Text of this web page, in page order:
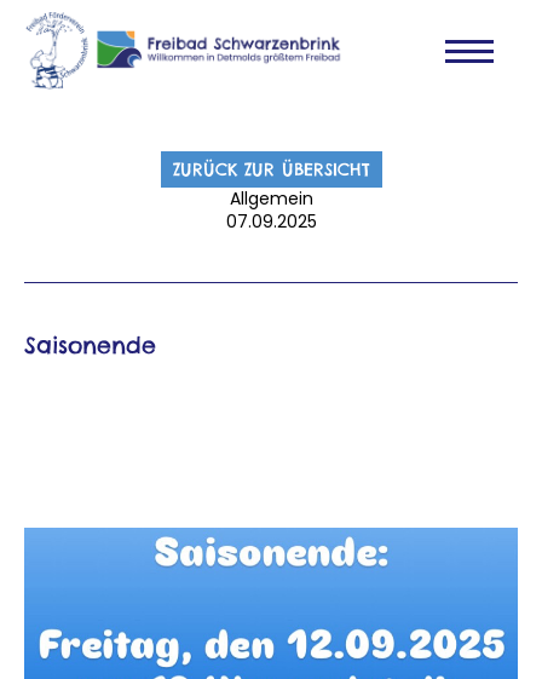
ZURÜCK ZUR ÜBERSICHT
Allgemein
07.09.2025
Saisonende